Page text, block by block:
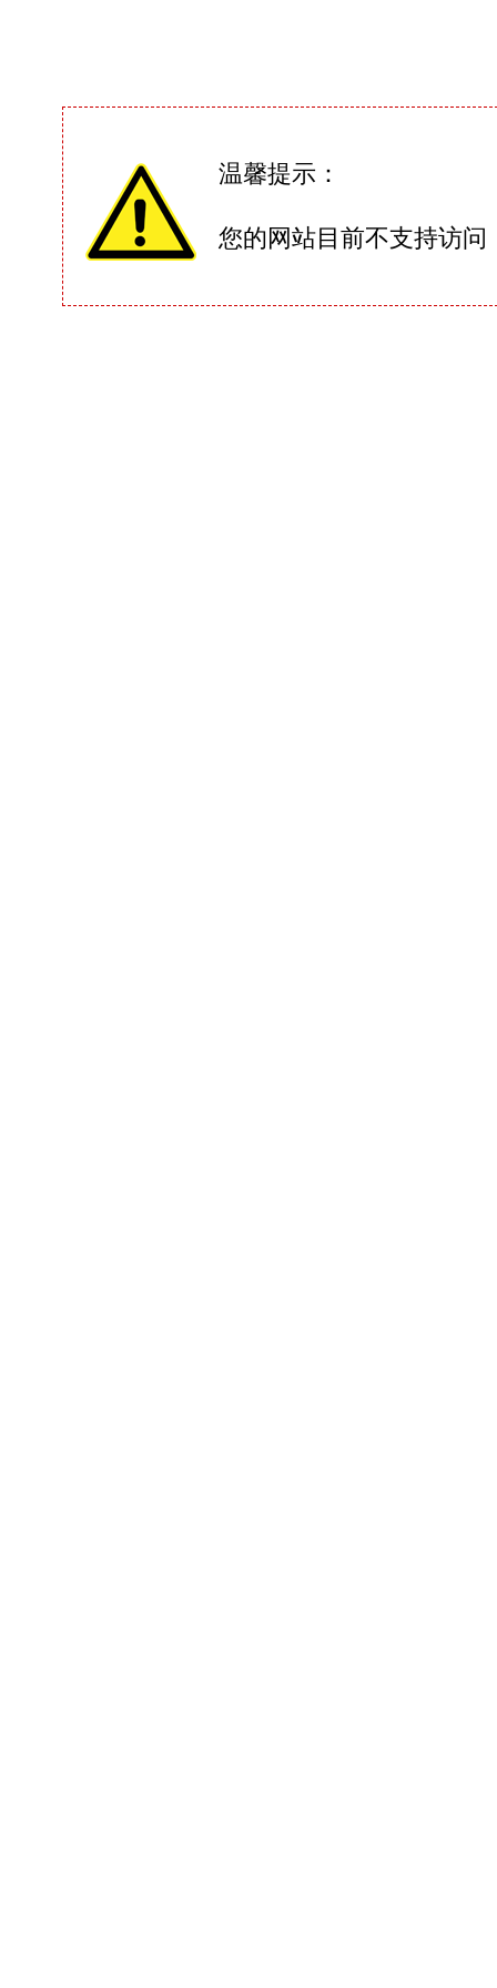
温馨提示：
您的网站目前不支持访